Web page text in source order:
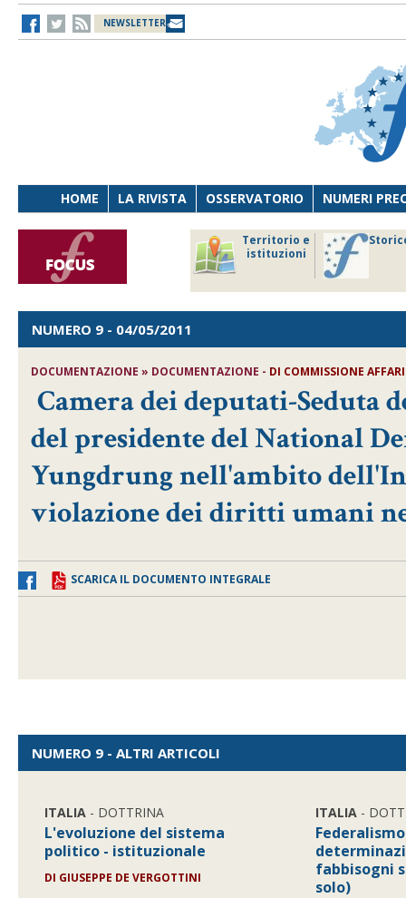
NEWSLETTER
HOME LA RIVISTA OSSERVATORIO NUMERI
Territorio e
istituzioni
NUMERO 9 - 04/05/2011
DOCUMENTAZIONE » DOCUMENTAZIONE - DI COMMISSIONE
Camera dei deputati-Seduta
del presidente del National
Yungdrung nell'ambito
violazione dei diritti umani
SCARICA IL DOCUMENTO INTEGRALE
NUMERO 9 - ALTRI ARTICOLI
ITALIA - DOTTRINA
L'evoluzione del sistema
politico - istituzionale
DI GIUSEPPE DE VERGOTTINI
ITALIA -
fabbisogni
solo)